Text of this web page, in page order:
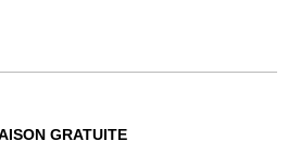
GRATUITE